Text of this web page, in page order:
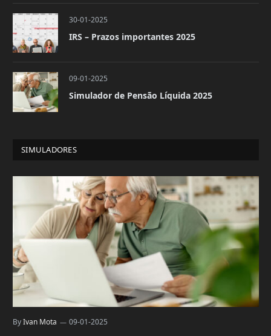
30-01-2025
IRS – Prazos importantes 2025
09-01-2025
Simulador de Pensão Líquida 2025
SIMULADORES
ByIvan Mota 09-01-2025